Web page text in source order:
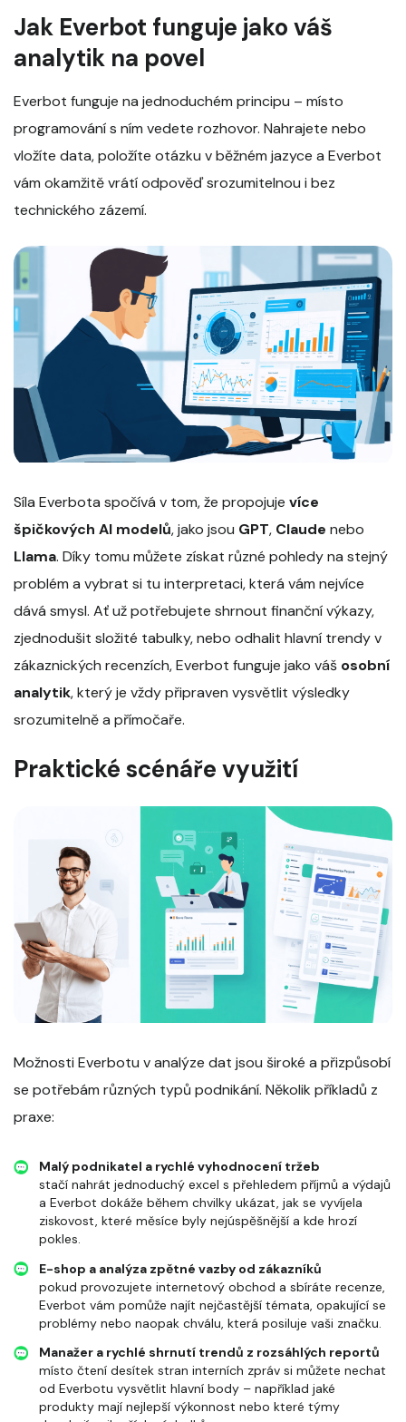
Jak Everbot funguje jako váš
analytik na povel
Everbot funguje na jednoduchém principu – místo
programování s ním vedete rozhovor. Nahrajete nebo
vložíte data, položíte otázku v běžném jazyce a Everbot
vám okamžitě vrátí odpověď srozumitelnou i bez
technického zázemí.
Síla Everbota spočívá v tom, že propojuje více
špičkových AI modelů, jako jsou GPT, Claude nebo
Llama. Díky tomu můžete získat různé pohledy na stejný
problém a vybrat si tu interpretaci, která vám nejvíce
dává smysl. Ať už potřebujete shrnout finanční výkazy,
zjednodušit složité tabulky, nebo odhalit hlavní trendy v
zákaznických recenzích, Everbot funguje jako váš osobní
analytik, který je vždy připraven vysvětlit výsledky
srozumitelně a přímočaře.
Praktické scénáře využití
Možnosti Everbotu v analýze dat jsou široké a přizpůsobí
se potřebám různých typů podnikání. Několik příkladů z
praxe:
Malý podnikatel a rychlé vyhodnocení tržeb
stačí nahrát jednoduchý excel s přehledem příjmů a výdajů
a Everbot dokáže během chvilky ukázat, jak se vyvíjela
ziskovost, které měsíce byly nejúspěšnější a kde hrozí
pokles.
E-shop a analýza zpětné vazby od zákazníků
pokud provozujete internetový obchod a sbíráte recenze,
Everbot vám pomůže najít nejčastější témata, opakující se
problémy nebo naopak chválu, která posiluje vaši značku.
Manažer a rychlé shrnutí trendů z rozsáhlých reportů
místo čtení desítek stran interních zpráv si můžete nechat
od Everbotu vysvětlit hlavní body – například jaké
produkty mají nejlepší výkonnost nebo které týmy